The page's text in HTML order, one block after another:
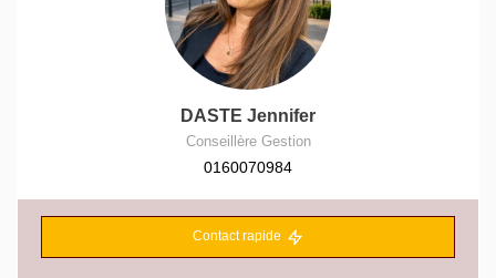
DASTE Jennifer
Conseillère Gestion
0160070984
Contact rapide